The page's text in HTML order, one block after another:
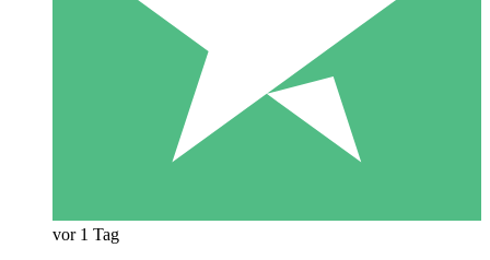
vor 1 Tag